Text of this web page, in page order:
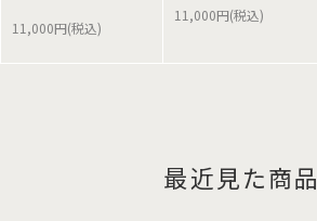
11,000円(税込)
11,000円(税込)
最近見た商品